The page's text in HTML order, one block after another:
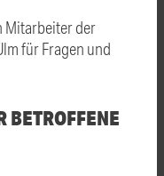
Mitarbeiter der
für Fragen und
BETROFFENE